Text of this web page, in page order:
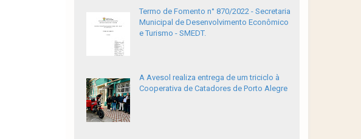
Termo de Fomento n° 870/2022 - Secretaria
Municipal de Desenvolvimento Econômico
e Turismo - SMEDT.
A Avesol realiza entrega de um triciclo à
Cooperativa de Catadores de Porto Alegre